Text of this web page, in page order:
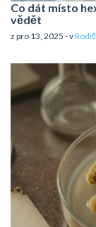
Co dát místo
vědět
z pro 13, 2025 - v